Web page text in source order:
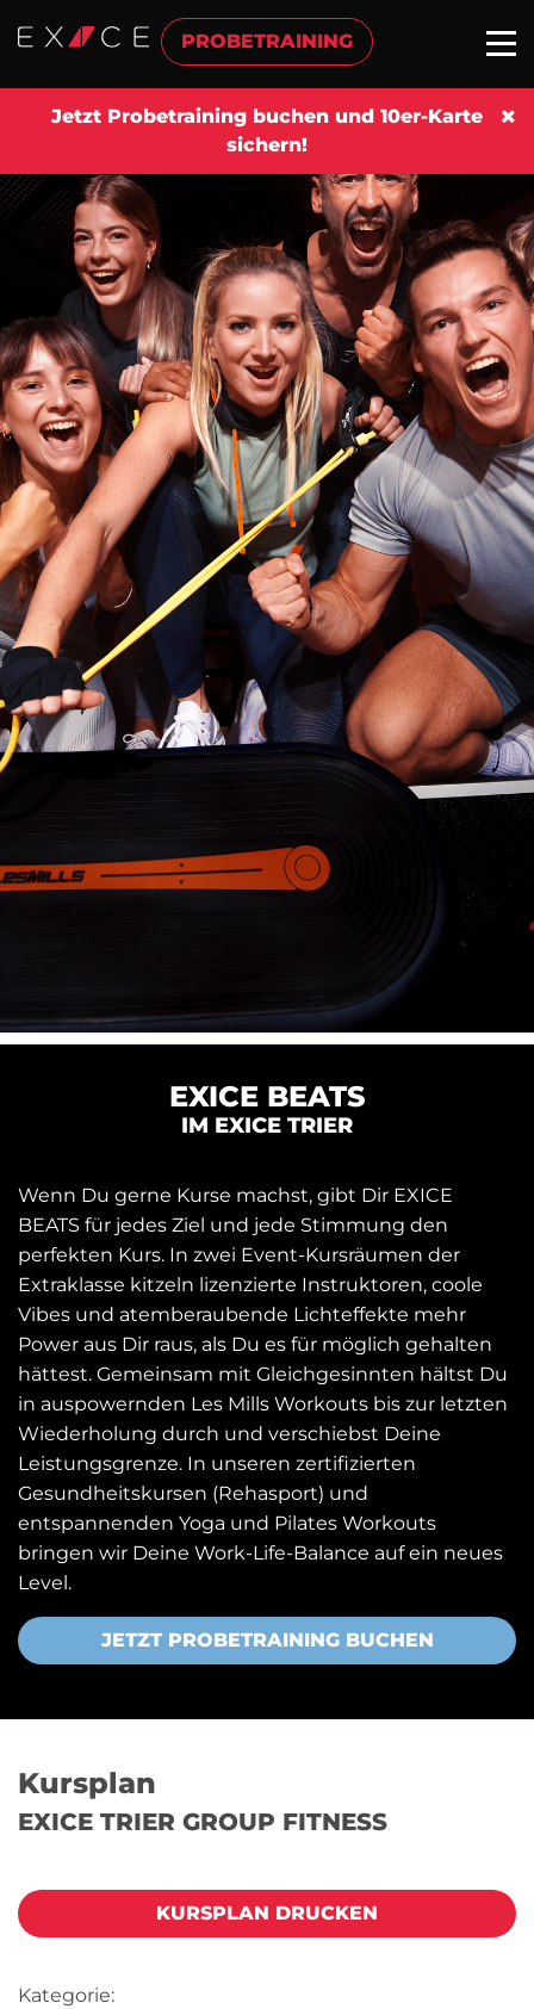
PROBETRAINING
Jetzt Probetraining buchen und 10er-Karte
sichern!
EXICE BEATS
IM EXICE TRIER
Wenn Du gerne Kurse machst, gibt Dir EXICE
BEATS für jedes Ziel und jede Stimmung den
perfekten Kurs. In zwei Event-Kursräumen der
Extraklasse kitzeln lizenzierte Instruktoren, coole
Vibes und atemberaubende Lichteffekte mehr
Power aus Dir raus, als Du es für möglich gehalten
hättest. Gemeinsam mit Gleichgesinnten hältst Du
in auspowernden Les Mills Workouts bis zur letzten
Wiederholung durch und verschiebst Deine
Leistungsgrenze. In unseren zertifizierten
Gesundheitskursen (Rehasport) und
entspannenden Yoga und Pilates Workouts
bringen wir Deine Work-Life-Balance auf ein neues
Level.
JETZT PROBETRAINING BUCHEN
Kursplan
EXICE TRIER GROUP FITNESS
KURSPLAN DRUCKEN
Kategorie: